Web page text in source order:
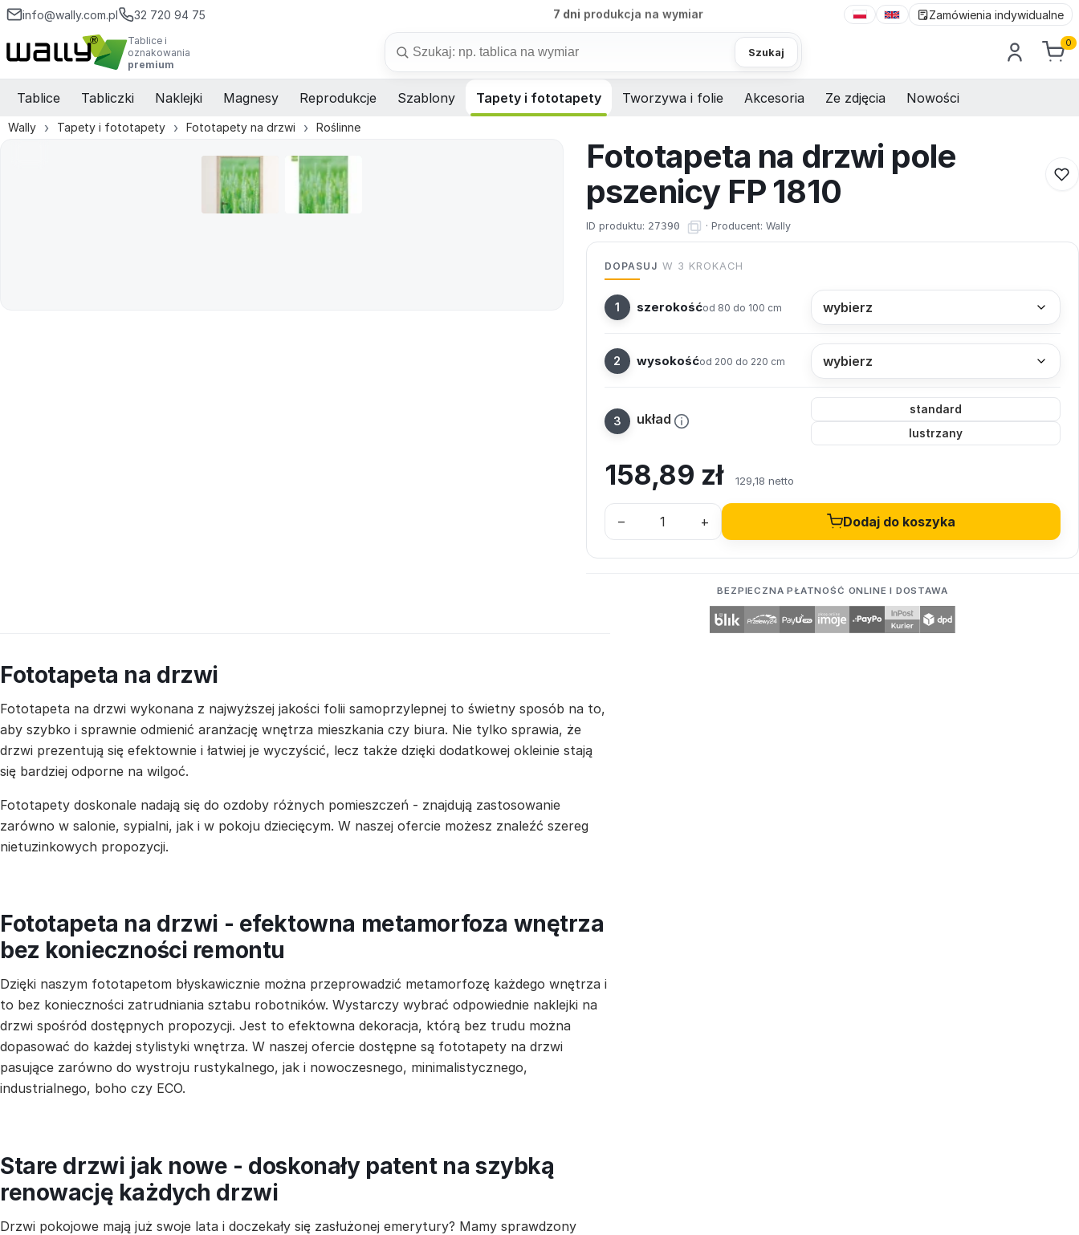
info@wally.com.pl 32 720 94 75 B2Bobsługa firm i instytucji Zamówienia indywidualne
Tablice i
oznakowania
premium
Szukaj
0
Tablice Tabliczki Naklejki Magnesy Reprodukcje Szablony Tapety i fototapety Tworzywa i folie Akcesoria Ze zdjęcia Nowości
Wally Tapety i fototapety Fototapety na drzwi Roślinne
Fototapeta na drzwi pole
pszenicy FP 1810
ID produktu: 27390 · Producent: Wally
DOPASUJ W 3 KROKACH
szerokośćod 80 do 100 cm
wysokośćod 200 do 220 cm
układ
standard
lustrzany
158,89 zł 129,18 netto
– + Dodaj do koszyka
BEZPIECZNA PŁATNOŚĆ ONLINE I DOSTAWA
Fototapeta na drzwi
Fototapeta na drzwi wykonana z najwyższej jakości folii samoprzylepnej to świetny sposób na to,
aby szybko i sprawnie odmienić aranżację wnętrza mieszkania czy biura. Nie tylko sprawia, że
drzwi prezentują się efektownie i łatwiej je wyczyścić, lecz także dzięki dodatkowej okleinie stają
się bardziej odporne na wilgoć.
Fototapety doskonale nadają się do ozdoby różnych pomieszczeń - znajdują zastosowanie
zarówno w salonie, sypialni, jak i w pokoju dziecięcym. W naszej ofercie możesz znaleźć szereg
nietuzinkowych propozycji.
Fototapeta na drzwi - efektowna metamorfoza wnętrza
bez konieczności remontu
Dzięki naszym fototapetom błyskawicznie można przeprowadzić metamorfozę każdego wnętrza i
to bez konieczności zatrudniania sztabu robotników. Wystarczy wybrać odpowiednie naklejki na
drzwi spośród dostępnych propozycji. Jest to efektowna dekoracja, którą bez trudu można
dopasować do każdej stylistyki wnętrza. W naszej ofercie dostępne są fototapety na drzwi
pasujące zarówno do wystroju rustykalnego, jak i nowoczesnego, minimalistycznego,
industrialnego, boho czy ECO.
Stare drzwi jak nowe - doskonały patent na szybką
renowację każdych drzwi
Drzwi pokojowe mają już swoje lata i doczekały się zasłużonej emerytury? Mamy sprawdzony